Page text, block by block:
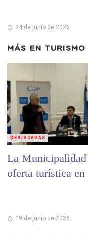
24 de junio de 2026
MÁS EN TURISMO
La
oferta turística
19 de junio de 2026
DESTACADAS